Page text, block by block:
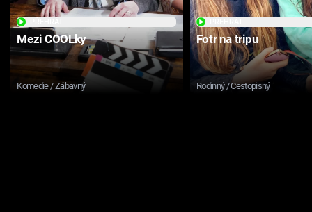
Mezi COOLky
Komedie / Zábavný
Fotr na tripu
Rodinný / Cestopisný